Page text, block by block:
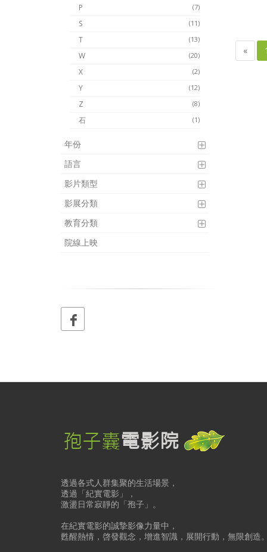
(7)
P
(11)
S
(13)
T
(20)
W
(2)
X
(12)
Y
(8)
Z
(1)
石
年份
語言
影片類型
影展分類
教育分類
院線上映
«
透過各式人群集聚的生活場景，
透過「紀實電影」，
激盪日常寂靜的「孢子」。
在紀實電影的誠摯影像力量中，
甦醒熱情，啓發觀念，增進智識，展開行動，無限創造